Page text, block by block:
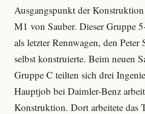
Ausgangspunkt der
M1 von Sauber. Dieser Gruppe
als letzter Rennwagen, den Peter
selbst konstruierte. Beim neuen
Gruppe C teilten sich drei
Hauptjob bei Daimler-Benz
Konstruktion. Dort arbeitete das